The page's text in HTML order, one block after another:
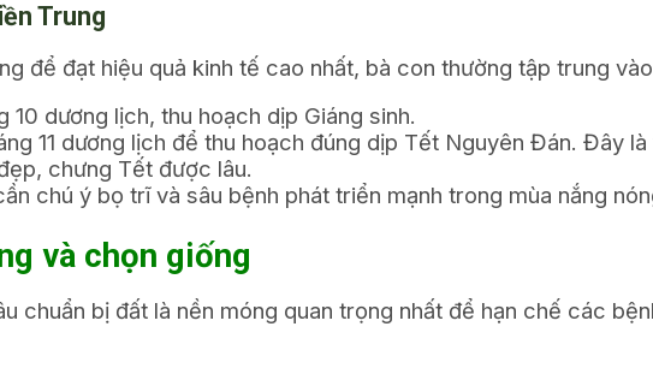
Trung
để đạt hiệu quả kinh tế cao nhất, bà con thường tập trung
10 dương lịch, thu hoạch dịp Giáng sinh.
11 dương lịch để thu hoạch đúng dịp Tết Nguyên Đán. Đây
chưng Tết được lâu.
chú ý bọ trĩ và sâu bệnh phát triển mạnh trong mùa nắng
và chọn giống
chuẩn bị đất là nền móng quan trọng nhất để hạn chế các